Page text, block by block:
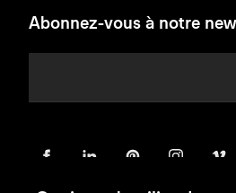
Abonnez-vous à notre